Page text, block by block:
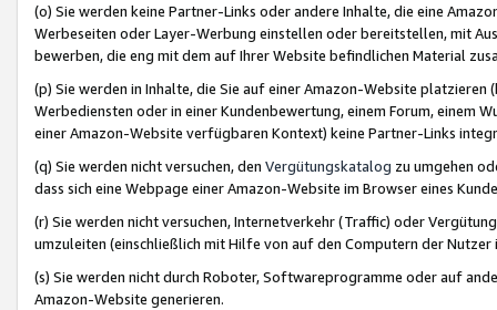
(o) Sie werden keine Partner-Links oder andere Inhalte, die eine
Werbeseiten oder Layer-Werbung einstellen oder bereitstellen, mit
bewerben, die eng mit dem auf Ihrer Website befindlichen Material
(p) Sie werden in Inhalte, die Sie auf einer Amazon-Website
Werbediensten oder in einer Kundenbewertung, einem Forum, einem
einer Amazon-Website verfügbaren Kontext) keine Partner-Links
(q) Sie werden nicht versuchen, den Vergütungskatalog zu umgehen
dass sich eine Webpage einer Amazon-Website im Browser eines
(r) Sie werden nicht versuchen, Internetverkehr (Traffic) oder
umzuleiten (einschließlich mit Hilfe von auf den Computern der
(s) Sie werden nicht durch Roboter, Softwareprogramme oder auf
Amazon-Website generieren.